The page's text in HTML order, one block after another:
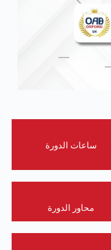
ساعات الدورة
محاور الدورة